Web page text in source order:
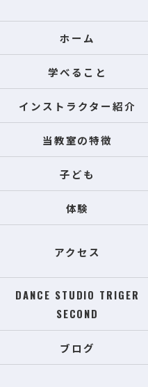
ホーム
学べること
インストラクター紹介
当教室の特徴
子ども
体験
アクセス
DANCE STUDIO TRIGER
SECOND
ブログ